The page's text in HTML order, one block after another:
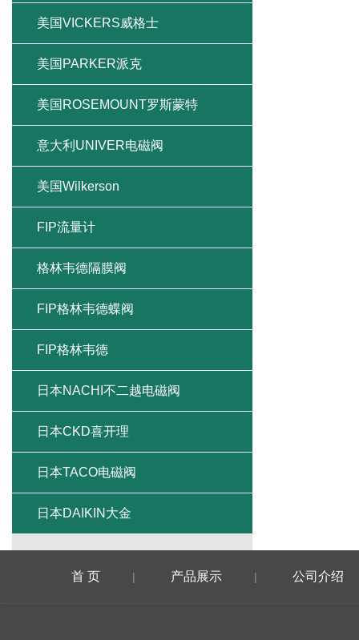
美国VICKERS威格士
美国PARKER派克
美国ROSEMOUNT罗斯蒙特
意大利UNIVER电磁阀
美国Wilkerson
FIP流量计
格林韦德隔膜阀
FIP格林韦德蝶阀
FIP格林韦德
日本NACHI不二越电磁阀
日本CKD喜开理
日本TACO电磁阀
日本DAIKIN大金
首 页 | 产品展示 | 公司介绍